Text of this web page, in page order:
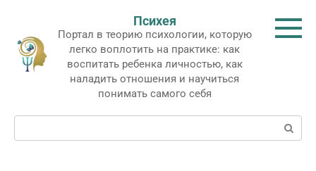
контенту
Психея
Портал в теорию психологии, которую
легко воплотить на практике: как
воспитать ребенка личностью, как
наладить отношения и научиться
понимать самого себя
Поиск: